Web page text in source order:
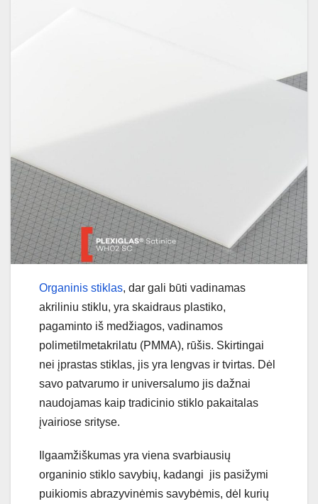
Organinis stiklas, dar gali būti vadinamas
akriliniu stiklu, yra skaidraus plastiko,
pagaminto iš medžiagos, vadinamos
polimetilmetakrilatu (PMMA), rūšis. Skirtingai
nei įprastas stiklas, jis yra lengvas ir tvirtas. Dėl
savo patvarumo ir universalumo jis dažnai
naudojamas kaip tradicinio stiklo pakaitalas
įvairiose srityse.
Ilgaamžiškumas yra viena svarbiausių
organinio stiklo savybių, kadangi jis pasižymi
puikiomis abrazyvinėmis savybėmis, dėl kurių